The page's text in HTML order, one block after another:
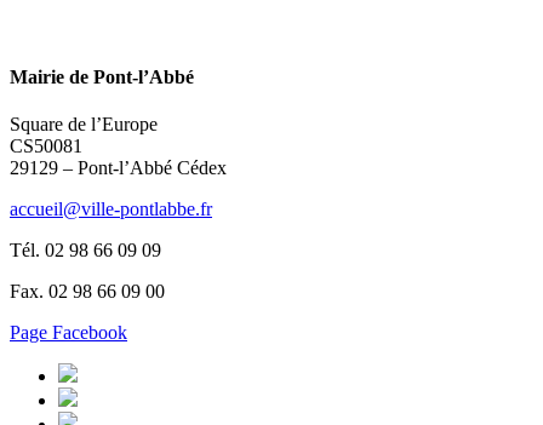
Mairie de Pont-l’Abbé
Square de l’Europe
CS50081
29129 – Pont-l’Abbé Cédex
accueil@ville-pontlabbe.fr
Tél. 02 98 66 09 09
Fax. 02 98 66 09 00
Page Facebook